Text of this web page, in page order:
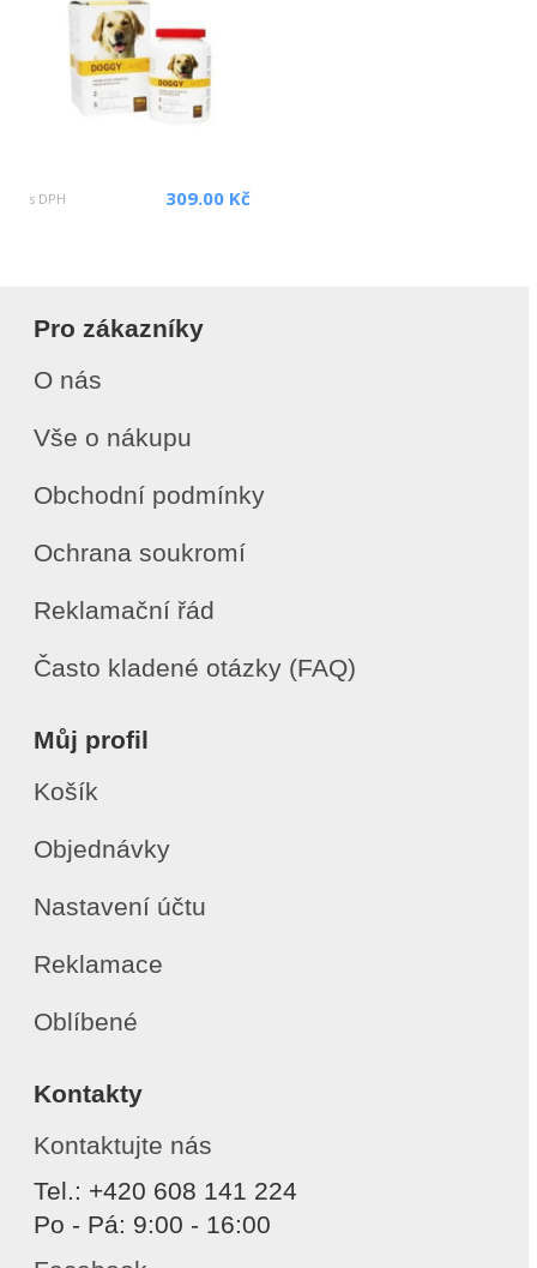
s DPH 309.00 Kč
Pro zákazníky
O nás
Vše o nákupu
Obchodní podmínky
Ochrana soukromí
Reklamační řád
Často kladené otázky (FAQ)
Můj profil
Košík
Objednávky
Nastavení účtu
Reklamace
Oblíbené
Kontakty
Kontaktujte nás
Tel.: +420 608 141 224
Po - Pá: 9:00 - 16:00